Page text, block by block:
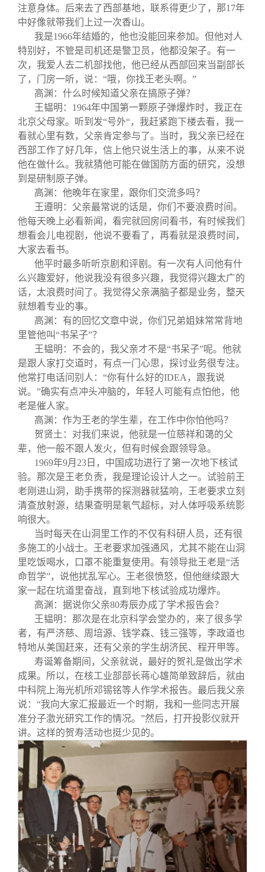
注意身体。后来去了西部基地，联系得更少了，那17年
中好像就带我们上过一次香山。
我是1966年结婚的，他也没能回来参加。但他对人
特别好，不管是司机还是警卫员，他都没架子。有一
次，我爱人去二机部找他，他已经从西部回来当副部长
了，门房一听，说：“哦，你找王老头啊。”
高渊：什么时候知道父亲在搞原子弹？
王韫明：1964年中国第一颗原子弹爆炸时，我正在
北京父母家。听到发“号外“，我赶紧跑下楼去看，我一
看就心里有数，父亲肯定参与了。当时，我父亲已经在
西部工作了好几年，信上他只说生活上的事，从来不说
他在做什么。我就猜他可能在做国防方面的研究，没想
到是研制原子弹。
高渊：他晚年在家里，跟你们交流多吗？
王遵明：父亲最常说的话是，你们不要浪费时间。
他每天晚上必看新闻，看完就回房间看书，有时候我们
想看会儿电视剧，他说不要看了，再看就是浪费时间，
大家去看书。
他平时最多听听京剧和评剧。有一次有人问他有什
么兴趣爱好，他说我没有很多兴趣，我觉得兴趣太广的
话，太浪费时间了。我觉得父亲满脑子都是业务，整天
就想着专业的事。
高渊：有的回忆文章中说，你们兄弟姐妹常常背地
里管他叫“书呆子”？
王韫明：不会的，我父亲才不是“书呆子”呢。他就
是跟人家打交道时，有点一门心思，探讨业务很专注。
他常打电话问别人：“你有什么好的IDEA，跟我说
说。”确实有点冲头冲脑的，年轻人可能有点怕他，他
老是催人家。
高渊：作为王老的学生辈，在工作中你怕他吗？
贺贤土：对我们来说，他就是一位慈祥和蔼的父
辈，他一般不跟人发火，但有时候会跟领导急。
1969年9月23日，中国成功进行了第一次地下核试
验。那次是王老负责，我是理论设计人之一。试验前王
老刚进山洞，助手携带的探测器就猛响，王老要求立刻
清查放射源，结果查明是氡气超标，对人体呼吸系统影
响很大。
当时每天在山洞里工作的不仅有科研人员，还有很
多施工的小战士。王老要求加强通风，尤其不能在山洞
里吃饭喝水，口罩不能重复使用。有领导批王老是“活
命哲学”，说他扰乱军心。王老很愤怒，但他继续跟大
家一起在坑道里奋战，直到地下核试验成功爆炸。
高渊：据说你父亲80寿辰办成了学术报告会？
王韫明：那次是在北京科学会堂办的，来了很多学
者，有严济慈、周培源、钱学森、钱三强等，李政道也
特地从美国赶来，还有父亲的学生胡济民、程开甲等。
寿诞筹备期间，父亲就说，最好的贺礼是做出学术
成果。所以，在核工业部部长蒋心雄简单致辞后，就由
中科院上海光机所邓锡铭等人作学术报告。最后我父亲
说：“我向大家汇报最近一个时期，我和一些同志开展
准分子激光研究工作的情况。”然后，打开投影仪就开
讲。这样的贺寿活动也挺少见的。